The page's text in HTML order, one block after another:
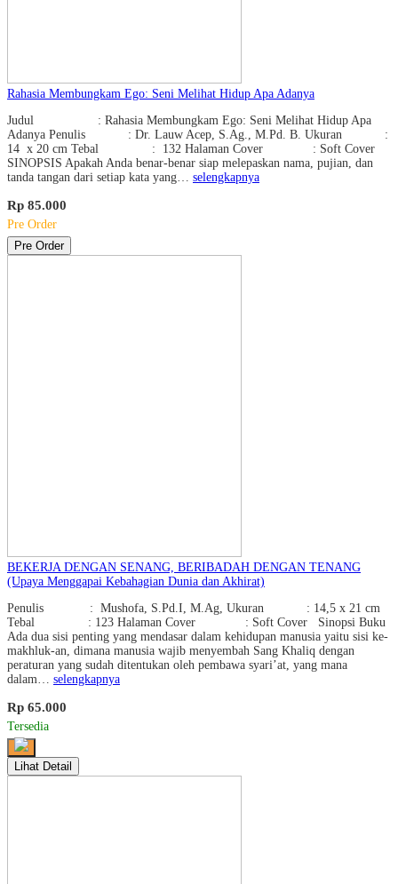
Rahasia Membungkam Ego: Seni Melihat Hidup Apa Adanya
Judul : Rahasia Membungkam Ego: Seni Melihat Hidup Apa
Adanya Penulis : Dr. Lauw Acep, S.Ag., M.Pd. B. Ukuran :
14 x 20 cm Tebal : 132 Halaman Cover : Soft Cover
SINOPSIS Apakah Anda benar-benar siap melepaskan nama, pujian, dan
tanda tangan dari setiap kata yang… selengkapnya
Rp 85.000
Pre Order
Pre Order
BEKERJA DENGAN SENANG, BERIBADAH DENGAN TENANG
(Upaya Menggapai Kebahagian Dunia dan Akhirat)
Penulis : Mushofa, S.Pd.I, M.Ag, Ukuran : 14,5 x 21 cm
Tebal : 123 Halaman Cover : Soft Cover Sinopsi Buku
Ada dua sisi penting yang mendasar dalam kehidupan manusia yaitu sisi ke-
makhluk-an, dimana manusia wajib menyembah Sang Khaliq dengan
peraturan yang sudah ditentukan oleh pembawa syari’at, yang mana
dalam… selengkapnya
Rp 65.000
Tersedia
Lihat Detail